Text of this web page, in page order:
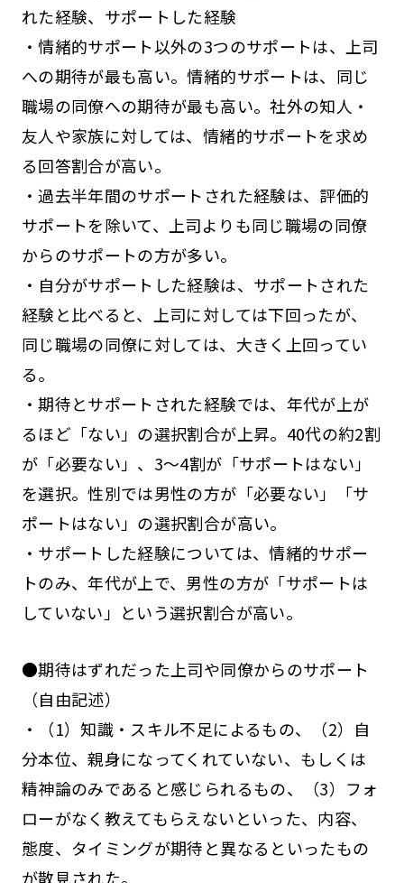
れた経験、サポートした経験
・情緒的サポート以外の3つのサポートは、上司
への期待が最も高い。情緒的サポートは、同じ
職場の同僚への期待が最も高い。社外の知人・
友人や家族に対しては、情緒的サポートを求め
る回答割合が高い。
・過去半年間のサポートされた経験は、評価的
サポートを除いて、上司よりも同じ職場の同僚
からのサポートの方が多い。
・自分がサポートした経験は、サポートされた
経験と比べると、上司に対しては下回ったが、
同じ職場の同僚に対しては、大きく上回ってい
る。
・期待とサポートされた経験では、年代が上が
るほど「ない」の選択割合が上昇。40代の約2割
が「必要ない」、3～4割が「サポートはない」
を選択。性別では男性の方が「必要ない」「サ
ポートはない」の選択割合が高い。
・サポートした経験については、情緒的サポー
トのみ、年代が上で、男性の方が「サポートは
していない」という選択割合が高い。
●期待はずれだった上司や同僚からのサポート
（自由記述）
・（1）知識・スキル不足によるもの、（2）自
分本位、親身になってくれていない、もしくは
精神論のみであると感じられるもの、（3）フォ
ローがなく教えてもらえないといった、内容、
態度、タイミングが期待と異なるといったもの
が散見された。